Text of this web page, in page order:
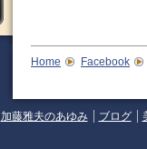
Home Facebook
加藤雅夫のあゆみ ブログ